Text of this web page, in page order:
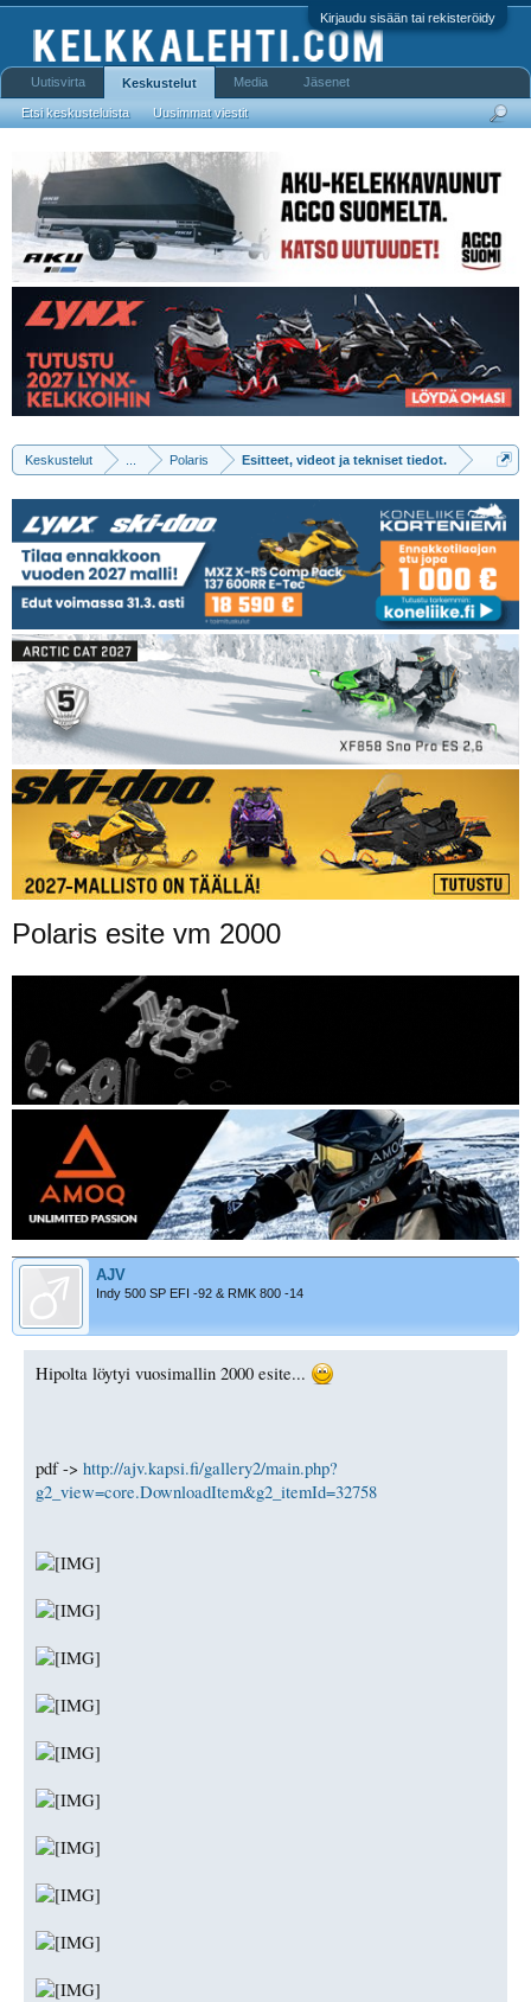
Kirjaudu sisään tai rekisteröidy
Keskustelut ... Polaris Esitteet, videot ja tekniset tiedot.
Polaris esite vm 2000
AJV
Indy 500 SP EFI -92 & RMK 800 -14
Hipolta löytyi vuosimallin 2000 esite...
pdf -> http://ajv.kapsi.fi/gallery2/main.php?
g2_view=core.DownloadItem&g2_itemId=32758
Uutisvirta Keskustelut
Etsi keskusteluista Uusimmat viestit
Media Jäsenet